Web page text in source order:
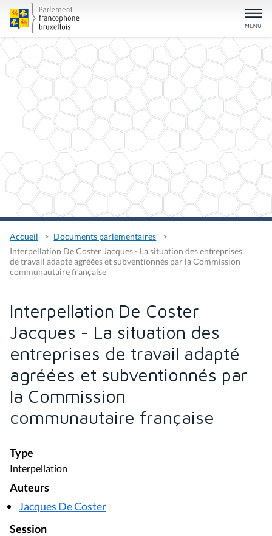
Accueil
Documents parlementaires
Interpellation De Coster Jacques - La situation des entreprises
de travail adapté agréées et subventionnés par la Commission
communautaire française
Interpellation De Coster
Jacques - La situation des
entreprises de travail adapté
agréées et subventionnés par
la Commission
communautaire française
Type
Interpellation
Auteurs
Jacques De Coster
Session